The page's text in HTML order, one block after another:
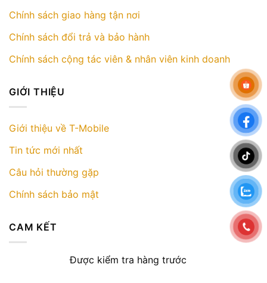
Chính sách giao hàng tận nơi
Chính sách đổi trả và bảo hành
Chính sách cộng tác viên & nhân viên kinh doanh
GIỚI THIỆU
Giới thiệu về T-Mobile
Tin tức mới nhất
Câu hỏi thường gặp
Chính sách bảo mật
CAM KẾT
Được kiểm tra hàng trước